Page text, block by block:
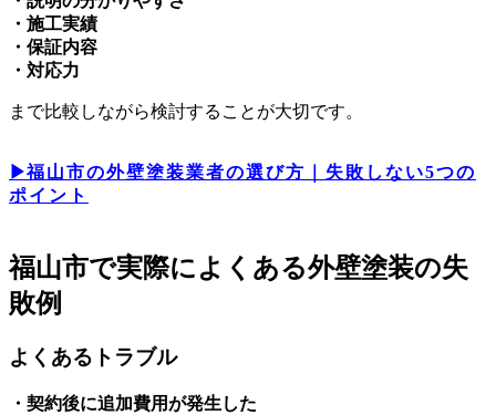
・施工実績
・保証内容
・対応力
まで比較しながら検討することが大切です。
▶︎福山市の外壁塗装業者の選び方｜失敗しない5つの
ポイント
福山市で実際によくある外壁塗装の失
敗例
よくあるトラブル
・契約後に追加費用が発生した